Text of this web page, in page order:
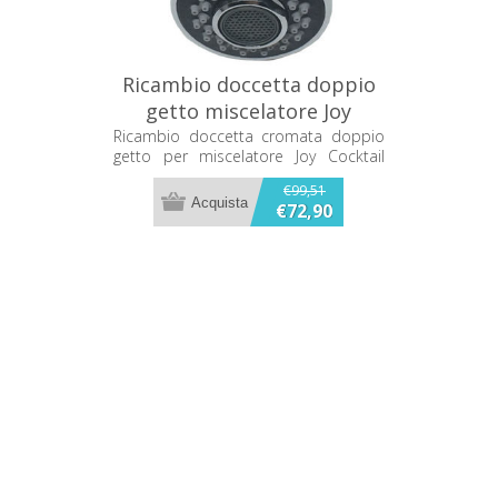
Ricambio doccetta doppio
getto miscelatore Joy
Cocktail Franke
133.0062.230
Ricambio doccetta cromata doppio
getto per miscelatore Joy Cocktail
Franke 133.0062.230
€99,51
€72,90